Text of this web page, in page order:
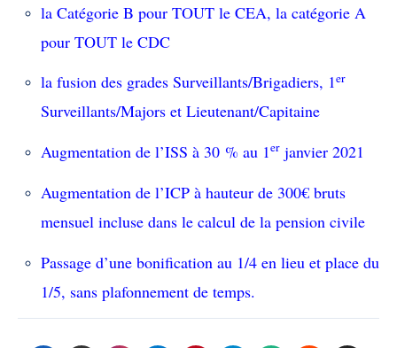
la Catégorie B pour TOUT le CEA, la catégorie A
pour TOUT le CDC
la fusion des grades Surveillants/Brigadiers, 1er
Surveillants/Majors et Lieutenant/Capitaine
Augmentation de l’ISS à 30 % au 1erjanvier 2021
Augmentation de l’ICP à hauteur de 300€ bruts
mensuel incluse dans le calcul de la pension civile
Passage d’une bonification au 1/4 en lieu et place du
1/5, sans plafonnement de temps.